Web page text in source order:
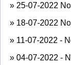
» 25-07-2022
» 18-07-2022
» 11-07-2022 -
» 04-07-2022 -